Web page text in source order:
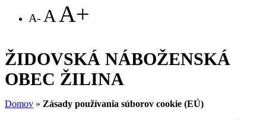
A- A A+
ŽIDOVSKÁ NÁBOŽENSKÁ
OBEC ŽILINA
Domov » Zásady používania súborov cookie (EÚ)